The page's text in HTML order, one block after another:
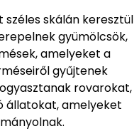
skálán keresztül
gyümölcsök,
amelyeket a
gyűjtenek
rovarokat,
állatokat, amelyeket